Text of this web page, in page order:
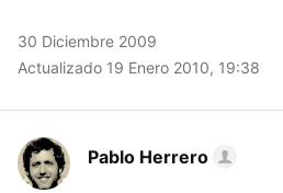
30 Diciembre 2009
Actualizado 19 Enero 2010, 19:38
Pablo Herrero